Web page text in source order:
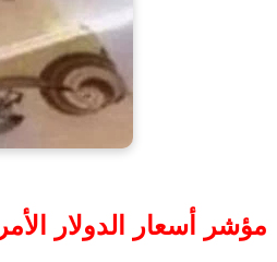
مؤشر أسعار الدولار